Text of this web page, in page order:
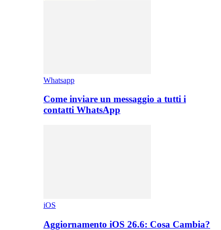
Whatsapp
Come inviare un messaggio a tutti i
contatti WhatsApp
iOS
Aggiornamento iOS 26.6: Cosa Cambia?